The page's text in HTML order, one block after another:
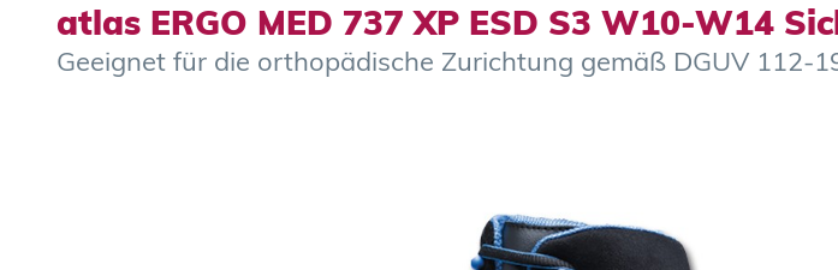
atlas ERGO MED 737 XP ESD S3 W10-W14
Geeignet für die orthopädische Zurichtung gemäß DGUV 112-